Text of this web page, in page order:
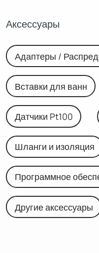
Аксессуары
Адаптеры /
Вставки для ванн
Датчики Pt100
Шланги и изоляция
Программное
Другие аксессуары